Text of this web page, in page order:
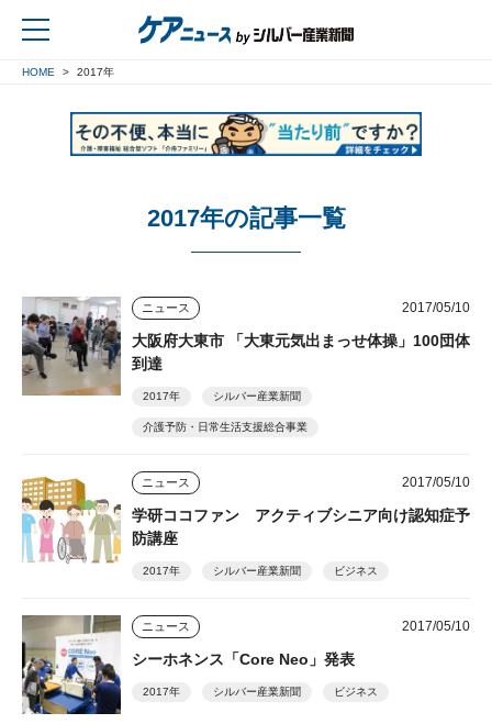
HOME 2017年
2017年の記事一覧
ニュース 2017/05/10
大阪府大東市 「大東元気出まっせ体操」100団体
到達
2017年 シルバー産業新聞
介護予防・日常生活支援総合事業
ニュース 2017/05/10
学研ココファン アクティブシニア向け認知症予
防講座
2017年 シルバー産業新聞 ビジネス
ニュース 2017/05/10
シーホネンス「Core Neo」発表
2017年 シルバー産業新聞 ビジネス